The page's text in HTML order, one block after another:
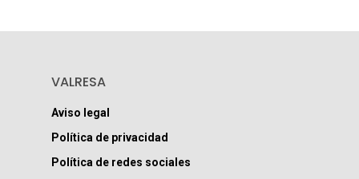
VALRESA
Aviso legal
Política de privacidad
Política de redes sociales